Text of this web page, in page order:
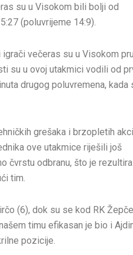
su u Visokom bili bolji od
(poluvrijeme 14:9).
večeras su u Visokom
su u ovoj utakmici vodili od
drugog poluvremena, kada
grešaka i brzopletih
ove utakmice riješili još
čvrstu odbranu, što je
tim.
(6), dok su se kod RK Žepče
timu efikasan je bio i
pozicije.